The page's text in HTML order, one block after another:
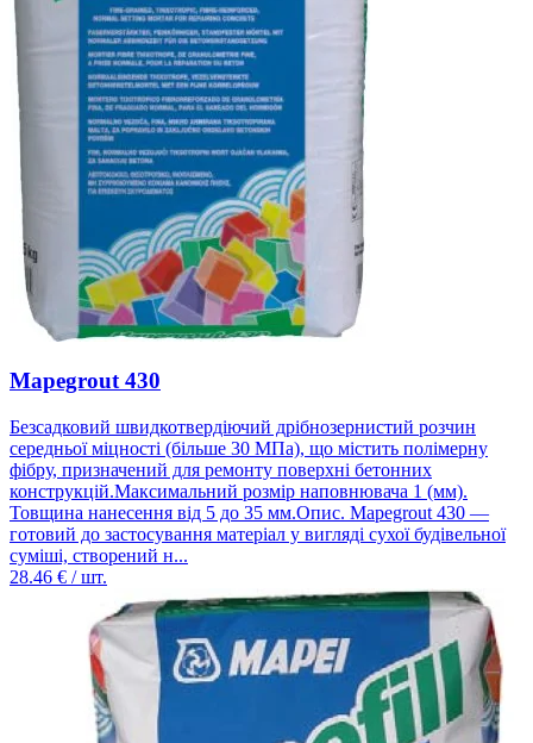
Mapegrout 430
Безсадковий швидкотвердіючий дрібнозернистий розчин
середньої міцності (більше 30 МПа), що містить полімерну
фібру, призначений для ремонту поверхні бетонних
конструкцій.Максимальний розмір наповнювача 1 (мм).
Товщина нанесення від 5 до 35 мм.Опис. Mapegrout 430 —
готовий до застосування матеріал у вигляді сухої будівельної
суміші, створений н...
28.46 € / шт.